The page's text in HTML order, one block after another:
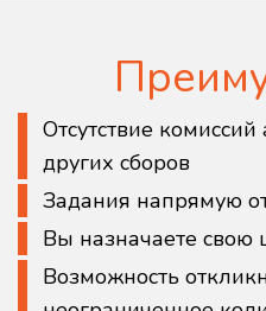
Отсутствие
других сборов
Задания напрямую
Вы назначаете свою
Возможность